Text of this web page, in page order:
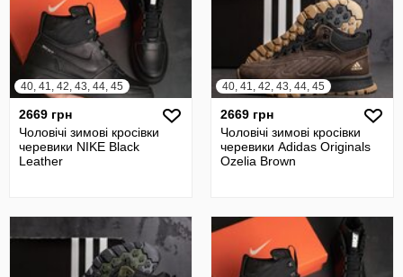
40, 41, 42, 43, 44, 45
2669 грн
Чоловічі зимові кросівки
черевики NIKE Black
Leather
40, 41, 42, 43, 44, 45
2669 грн
Чоловічі зимові кросівки
черевики Adidas Originals
Ozelia Brown